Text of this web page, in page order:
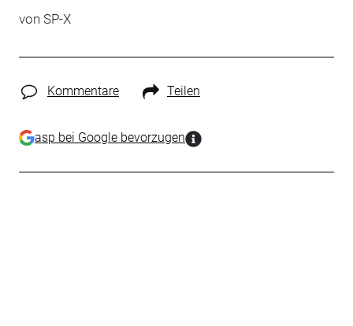
von SP-X
Kommentare Teilen
asp bei Google bevorzugen